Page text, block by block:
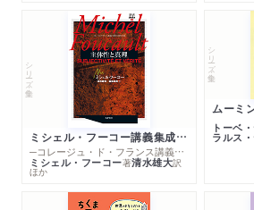
シリーズ・全集
ミシェル・フーコー講義集成１０ 主体性と真理
─コレージュ・ド・フランス講義１９８０－１９８１年度
ミシェル・フーコー著清水雄大訳
ほか
シリーズ・全集
トーベ
ラルス